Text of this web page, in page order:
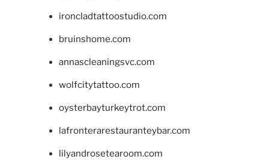
ironcladtattoostudio.com
bruinshome.com
annascleaningsvc.com
wolfcitytattoo.com
oysterbayturkeytrot.com
lafronterarestauranteybar.com
lilyandrosetearoom.com